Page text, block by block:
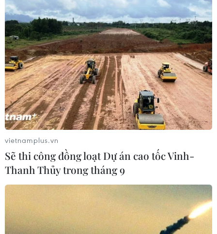
#giá dầu #OPEC
#thị trường dầu mỏ
#sản xuất dầu
Arập Xêút
Theo dõi VietnamPlus
TIN LIÊN QUAN
vietnamplus.vn
Sẽ thi công đồng loạt Dự án cao tốc Vinh-
Thanh Thủy trong tháng 9